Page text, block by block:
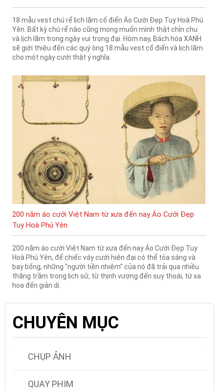
18 mẫu vest chú rể lịch lãm cổ điển Áo Cưới Đẹp Tuy Hoà Phú
Yên. Bất kỳ chú rể nào cũng mong muốn mình thật chỉn chu
và lịch lãm trong ngày vui trọng đại. Hôm nay, Bách hóa XANH
sẽ giới thiệu đến các quý ông 18 mẫu vest cổ điển và lịch lãm
cho một ngày cưới thật ý nghĩa.
200 năm áo cưới Việt Nam từ xưa đến nay Áo Cưới Đẹp
Tuy Hoà Phú Yên
200 năm áo cưới Việt Nam từ xưa đến nay Áo Cưới Đẹp Tuy
Hoà Phú Yên, để chiếc váy cưới hiện đại có thể tỏa sáng và
bay bổng, những "người tiền nhiệm" của nó đã trải qua nhiều
thăng trầm trong lịch sử, từ thịnh vượng đến suy thoái, từ xa
hoa đến giản dị.
CHUYÊN MỤC
CHỤP ẢNH
QUAY PHIM